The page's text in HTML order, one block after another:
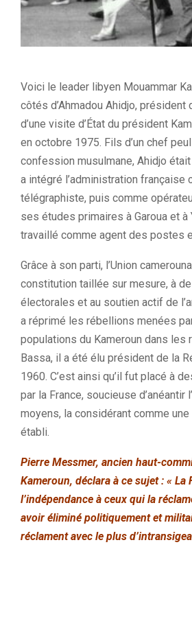
Voici le leader libyen Mouammar
côtés d’Ahmadou Ahidjo, président
d’une visite d’État du président
en octobre 1975. Fils d’un chef
confession musulmane, Ahidjo
a intégré l’administration française
télégraphiste, puis comme
ses études primaires à Garoua et à
travaillé comme agent des postes
Grâce à son parti, l’Union
constitution taillée sur mesure, à
électorales et au soutien actif de
a réprimé les rébellions menées
populations du Kameroun dans les
Bassa, il a été élu président de la
1960. C’est ainsi qu’il fut placé à
par la France, soucieuse d’anéantir
moyens, la considérant comme une
établi.
Pierre Messmer, ancien haut-
Kameroun, déclara à ce sujet : « La
l’indépendance à ceux qui la
avoir éliminé politiquement et
réclament avec le plus